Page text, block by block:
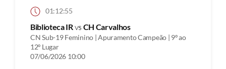
01:12:55
Biblioteca IRvs CH Carvalhos
CN Sub-19 Feminino | Apuramento Campeão | 9º ao
12º Lugar
07/06/2026 10:00